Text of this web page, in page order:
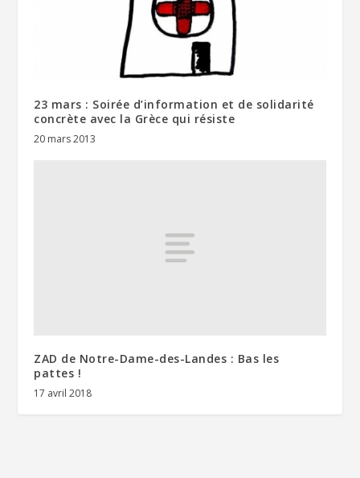
23 mars : Soirée d’information et de solidarité
concrète avec la Grèce qui résiste
20 mars 2013
ZAD de Notre-Dame-des-Landes : Bas les
pattes !
17 avril 2018